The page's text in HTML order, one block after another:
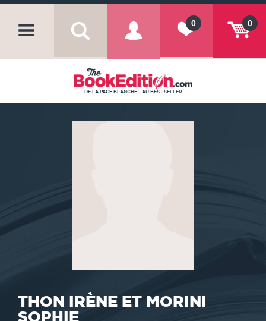
0
0
DE LA PAGE BLANCHE... AU BEST SELLER
THON IRÈNE ET MORINI
SOPHIE